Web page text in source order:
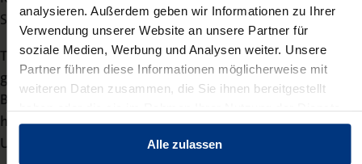
analysieren. Außerdem geben wir Informationen zu Ihrer
Verwendung unserer Website an unsere Partner für
soziale Medien, Werbung und Analysen weiter. Unsere
Partner führen diese Informationen möglicherweise mit
weiteren Daten zusammen, die Sie ihnen bereitgestellt
haben oder die sie im Rahmen Ihrer Nutzung der Dienste
gesammelt haben.
Alle zulassen
Soziale Medien‘.“
Themen wie digitale Verantwortung und Nachhaltigkeit
gewinnen auch im Kontext von Social Media an
Bedeutung. Welche Perspektiven eröffnet das Handbuch
hierzu, insbesondere im Hinblick auf die Rolle von
Unternehmen und der Plattformbetreiber selbst?